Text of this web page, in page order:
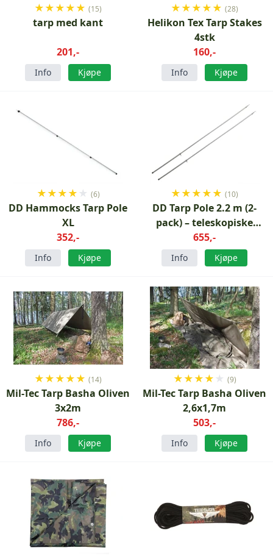
★★★★★ (15)
tarp med kant
201,-
Info Kjøpe
★★★★★ (28)
Helikon Tex Tarp Stakes
4stk
160,-
Info Kjøpe
★★★★ ★ (6)
DD Hammocks Tarp Pole
XL
352,-
Info Kjøpe
★★★★★ (10)
DD Tarp Pole 2.2 m (2-
pack) – teleskopiske
tarpstenger
655,-
Info Kjøpe
★★★★★ (14)
Mil-Tec Tarp Basha Oliven
3x2m
786,-
Info Kjøpe
★★★★ ★ (9)
Mil-Tec Tarp Basha Oliven
2,6x1,7m
503,-
Info Kjøpe